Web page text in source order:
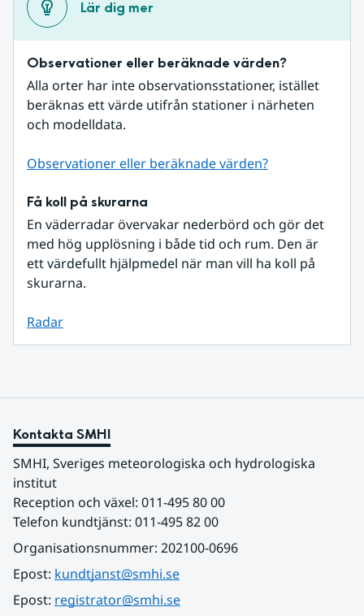
Lär dig mer
Observationer eller beräknade värden?
Alla orter har inte observationsstationer, istället
beräknas ett värde utifrån stationer i närheten
och modelldata.
Observationer eller beräknade värden?
Få koll på skurarna
En väderradar övervakar nederbörd och gör det
med hög upplösning i både tid och rum. Den är
ett värdefullt hjälpmedel när man vill ha koll på
skurarna.
Radar
Kontakta SMHI
SMHI, Sveriges meteorologiska och hydrologiska
institut
Reception och växel: 011-495 80 00
Telefon kundtjänst: 011-495 82 00
Organisationsnummer: 202100-0696
Epost: kundtjanst@smhi.se
Epost: registrator@smhi.se